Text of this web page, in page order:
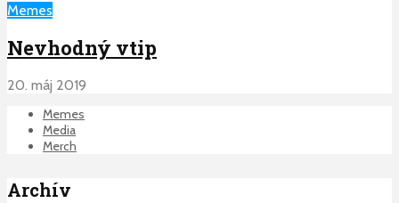
Memes
Nevhodný vtip
20. máj 2019
Memes
Media
Merch
Archív